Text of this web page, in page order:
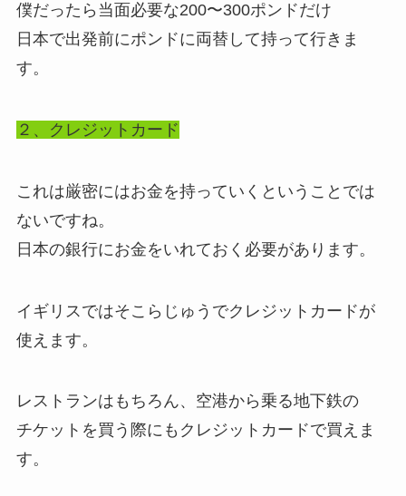
僕だったら当面必要な200〜300ポンドだけ
日本で出発前にポンドに両替して持って行きま
す。
２、クレジットカード
これは厳密にはお金を持っていくということでは
ないですね。
日本の銀行にお金をいれておく必要があります。
イギリスではそこらじゅうでクレジットカードが
使えます。
レストランはもちろん、空港から乗る地下鉄の
チケットを買う際にもクレジットカードで買えま
す。